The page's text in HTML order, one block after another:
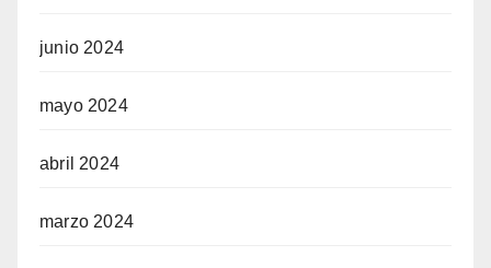
junio 2024
mayo 2024
abril 2024
marzo 2024